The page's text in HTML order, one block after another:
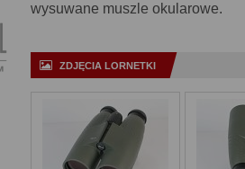
wysuwane muszle okularowe.
ZDJĘCIA LORNETKI